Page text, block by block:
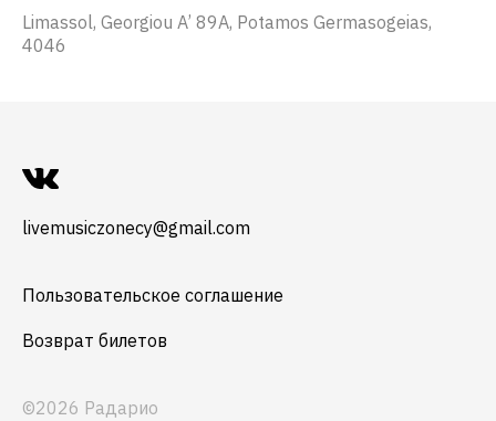
Limassol, Georgiou A’ 89A, Potamos Germasogeias,
4046
livemusiczonecy@gmail.com
Пользовательское соглашение
Возврат билетов
©2026 Радарио